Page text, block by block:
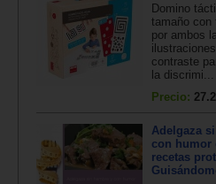
Domino
tamaño con
por ambos
contraste
la discrimi...
Precio:
Adelgaza
con humor
recetas